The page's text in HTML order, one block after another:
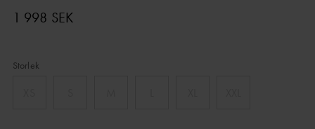
1 998 SEK
Storlek